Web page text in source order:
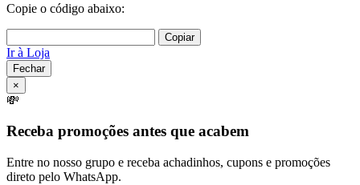
Copie o código abaixo:
Copiar
Ir à Loja
Fechar
×
💸
Receba promoções antes que acabem
Entre no nosso grupo e receba achadinhos, cupons e promoções
direto pelo WhatsApp.